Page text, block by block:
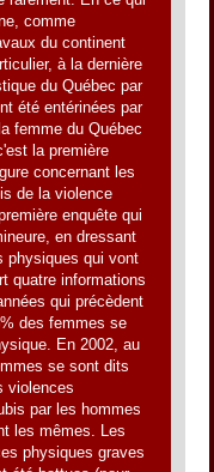
comme
du continent
à la dernière
du Québec par
été entérinées par
femme du Québec
la première
concernant les
de la violence
enquête qui
en dressant
physiques qui vont
quatre informations
qui précèdent
des femmes se
En 2002, au
se sont dits
violences
par les hommes
les mêmes. Les
physiques graves